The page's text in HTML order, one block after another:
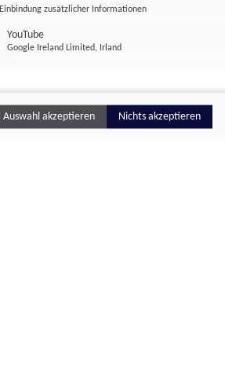
Einbindung zusätzlicher Informationen
YouTube
Google Ireland Limited, Irland
Auswahl akzeptieren Nichts akzeptieren